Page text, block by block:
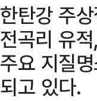
한탄강 주
전곡리 유
주요 지질
되고 있다.